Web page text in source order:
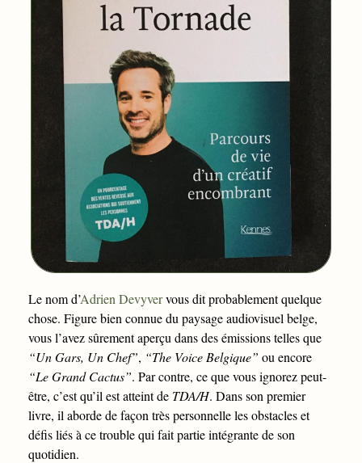
Le nom d’Adrien Devyvervous dit probablement quelque
chose. Figure bien connue du paysage audiovisuel belge,
vous l’avez sûrement aperçu dans des émissions telles que
“Un Gars, Un Chef”, “The Voice Belgique” ou encore
“Le Grand Cactus”. Par contre, ce que vous ignorez peut-
être, c’est qu’il est atteint de TDA/H. Dans son premier
livre, il aborde de façon très personnelle les obstacles et
défis liés à ce trouble qui fait partie intégrante de son
quotidien.